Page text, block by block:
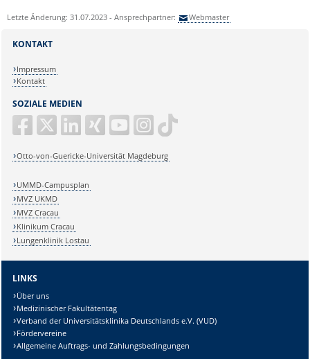
Letzte Änderung: 31.07.2023 - Ansprechpartner: Webmaster
SOZIALE MEDIEN
Otto-von-Guericke-Universität Magdeburg
KONTAKT
Impressum
Kontakt
UMMD-Campusplan
MVZ UKMD
MVZ Cracau
Klinikum Cracau
Lungenklinik Lostau
LINKS
Über uns
Medizinischer Fakultätentag
Verband der Universitätsklinika Deutschlands e.V. (VUD)
Fördervereine
Allgemeine Auftrags- und Zahlungsbedingungen